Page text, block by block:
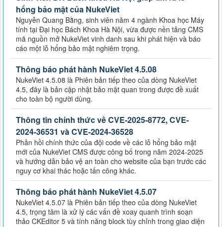
hổng bảo mật của NukeViet
Nguyễn Quang Bằng, sinh viên năm 4 ngành Khoa học Máy
tính tại Đại học Bách Khoa Hà Nội, vừa được nền tảng CMS
mã nguồn mở NukeViet vinh danh sau khi phát hiện và báo
cáo một lỗ hổng bảo mật nghiêm trọng.
Thông báo phát hành NukeViet 4.5.08
NukeViet 4.5.08 là Phiên bản tiếp theo của dòng NukeViet
4.5, đây là bản cập nhật bảo mật quan trong được đề xuất
cho toàn bộ người dùng.
Thông tin chính thức về CVE-2025-8772, CVE-
2024-36531 và CVE-2024-36528
Phản hồi chính thức của đội code về các lỗ hổng bảo mật
mới của NukeViet CMS được công bố trong năm 2024-2025
và hướng dẫn bảo vệ an toàn cho website của bạn trước các
nguy cơ khai thác hoặc tấn công khác.
Thông báo phát hành NukeViet 4.5.07
NukeViet 4.5.07 là Phiên bản tiếp theo của dòng NukeViet
4.5, trọng tâm là xử lý các vấn đề xoay quanh trình soạn
thảo CKEditor 5 và tính năng block tùy chỉnh trong giao diện